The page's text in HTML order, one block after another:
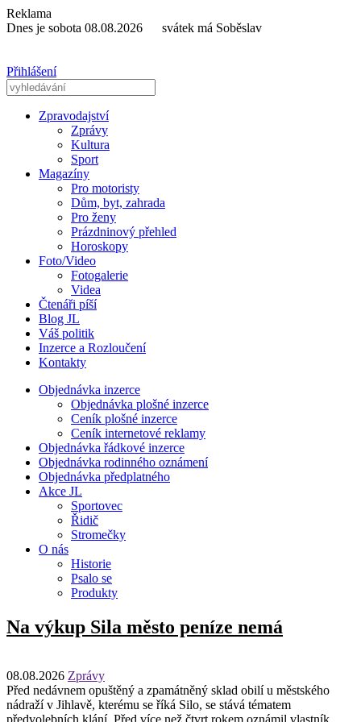
Reklama
Dnes je sobota 08.08.2026 svátek má Soběslav
Přihlášení
Zpravodajství
Zprávy
Kultura
Sport
Magazíny
Pro motoristy
Dům, byt, zahrada
Pro ženy
Prázdninový přehled
Horoskopy
Foto/Video
Fotogalerie
Videa
Čtenáři píší
Blog JL
Váš politik
Inzerce a Rozloučení
Kontakty
Objednávka inzerce
Objednávka plošné inzerce
Ceník plošné inzerce
Ceník internetové reklamy
Objednávka řádkové inzerce
Objednávka rodinného oznámení
Objednávka předplatného
Akce JL
Sportovec
Řidič
Stromečky
O nás
Historie
Psalo se
Produkty
Na výkup Sila město peníze nemá
08.08.2026 Zprávy
Před nedávnem opuštěný a zpamátněný sklad obilí u městského
nádraží v Jihlavě, kterému se říká Silo, se stává tématem
předvolebních klání. Před více než čtvrt rokem oznámil vlastník